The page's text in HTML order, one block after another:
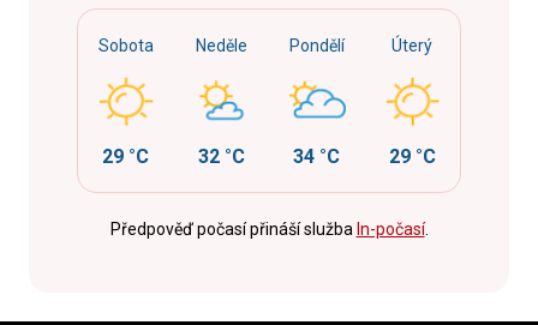
Sobota
29 °C
Neděle
32 °C
Pondělí
34 °C
Úterý
29 °C
Předpověď počasí přináší služba In-počasí.